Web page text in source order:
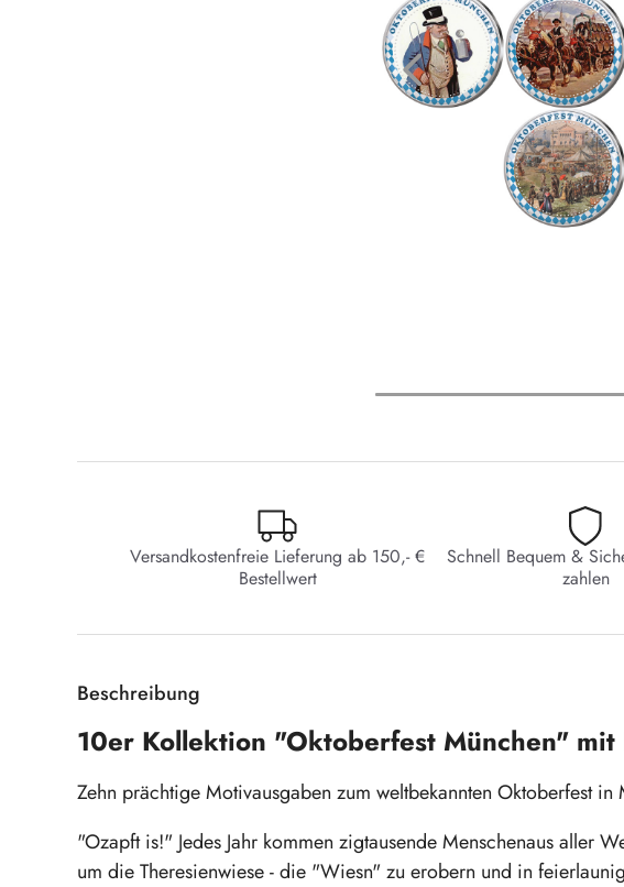
Versandkostenfreie Lieferung ab 150,- €
Bestellwert
Schnell Bequem &
zahlen
Beschreibung
10er Kollektion "Oktoberfest München" mit
Zehn prächtige Motivausgaben zum weltbekannten Oktoberfest in
"Ozapft is!" Jedes Jahr kommen zigtausende Menschenaus aller
um die Theresienwiese - die "Wiesn" zu erobern und in